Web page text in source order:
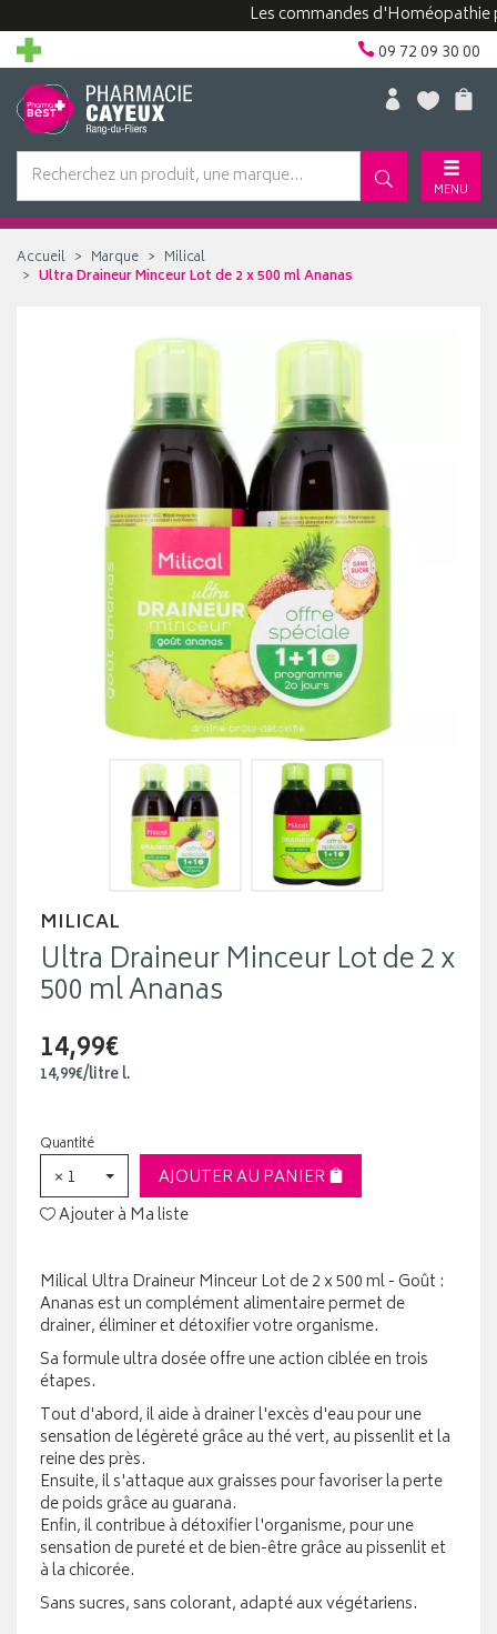
Les commandes d'Homéopathie
09 72 09 30 00
MENU
Accueil Marque
Milical
Ultra Draineur Minceur Lot de 2 x 500 ml Ananas
MILICAL
Ultra Draineur Minceur Lot de 2 x
500 ml Ananas
14,99€
14,99€/litrel.
Quantité
× 1
AJOUTER AU PANIER
Ajouter à Ma liste
Milical Ultra Draineur Minceur Lot de 2 x 500 ml - Goût :
Ananas est un complément alimentaire permet de
drainer, éliminer et détoxifier votre organisme.
Sa formule ultra dosée offre une action ciblée en trois
étapes.
Tout d'abord, il aide à drainer l'excès d'eau pour une
sensation de légèreté grâce au thé vert, au pissenlit et la
reine des près.
Ensuite, il s'attaque aux graisses pour favoriser la perte
de poids grâce au guarana.
Enfin, il contribue à détoxifier l'organisme, pour une
sensation de pureté et de bien-être grâce au pissenlit et
à la chicorée.
Sans sucres, sans colorant, adapté aux végétariens.